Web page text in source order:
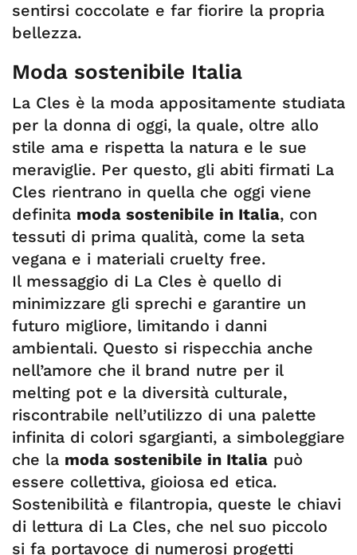
sentirsi coccolate e far fiorire la propria
bellezza.
Moda sostenibile Italia
La Cles è la moda appositamente studiata
per la donna di oggi, la quale, oltre allo
stile ama e rispetta la natura e le sue
meraviglie. Per questo, gli abiti firmati La
Cles rientrano in quella che oggi viene
definita moda sostenibile in Italia, con
tessuti di prima qualità, come la seta
vegana e i materiali cruelty free.
Il messaggio di La Cles è quello di
minimizzare gli sprechi e garantire un
futuro migliore, limitando i danni
ambientali. Questo si rispecchia anche
nell’amore che il brand nutre per il
melting pot e la diversità culturale,
riscontrabile nell’utilizzo di una palette
infinita di colori sgargianti, a simboleggiare
che la moda sostenibile in Italia può
essere collettiva, gioiosa ed etica.
Sostenibilità e filantropia, queste le chiavi
di lettura di La Cles, che nel suo piccolo
si fa portavoce di numerosi progetti